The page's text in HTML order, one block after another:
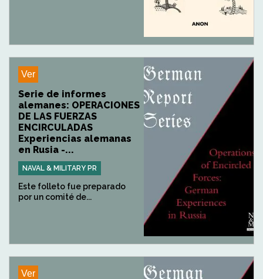
Ver
Serie de informes
alemanes: OPERACIONES
DE LAS FUERZAS
ENCIRCULADAS
Experiencias alemanas
en Rusia -...
NAVAL & MILITARY PR
Este folleto fue preparado
por un comité de...
Ver